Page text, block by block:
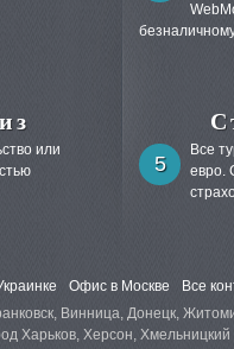
или
5
Все
евро.
Офис в Москве
Все
Винница, Донецк,
Харьков, Херсон,